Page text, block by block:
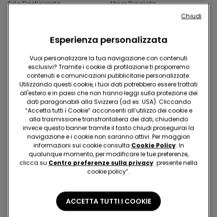
Tela Elasticizzata
Micro Riciclata
-41%
Reggiseno Fascia
4 Colori
5 Paia Pedulini in Cotone
Esperienza personalizzata
Vuoi personalizzare la tua navigazione con contenuti
esclusivi? Tramite i cookie di profilazione ti proporremo
contenuti e comunicazioni pubblicitarie personalizzate.
Utilizzando questi cookie, i tuoi dati potrebbero essere trattati
all'estero e in paesi che non hanno leggi sulla protezione dei
dati paragonabili alla Svizzera (ad es. USA). Cliccando
“Accetta tutti i Cookie” acconsenti all’utilizzo dei cookie e
alla trasmissione transfrontaliera dei dati, chiudendo
invece questo banner tramite il tasto chiudi proseguirai la
navigazione e i cookie non saranno attivi. Per maggiori
informazioni sui cookie consulta Cookie Policy. In
qualunque momento, per modificare le tue preferenze,
clicca su Centro preferenze sulla privacy presente nella
cookie policy”.
ACCETTA TUTTI I COOKIE
Chiudi